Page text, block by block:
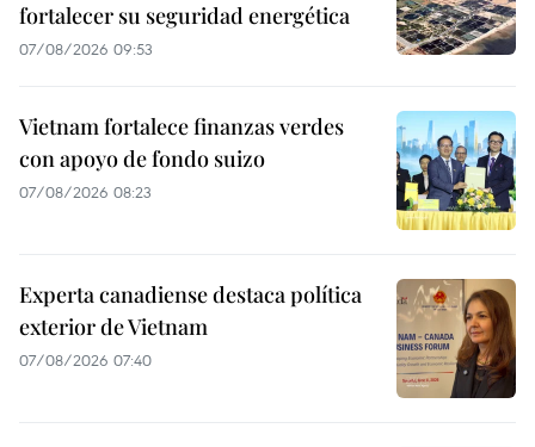
fortalecer su seguridad energética
07/08/2026 09:53
Vietnam fortalece finanzas verdes
con apoyo de fondo suizo
07/08/2026 08:23
Experta canadiense destaca política
exterior de Vietnam
07/08/2026 07:40